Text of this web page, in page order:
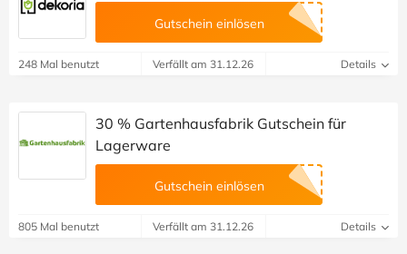
Gutschein einlösen
248 Mal benutzt Verfällt am 31.12.26 Details
30 % Gartenhausfabrik Gutschein für
Lagerware
Gutschein einlösen
805 Mal benutzt Verfällt am 31.12.26 Details